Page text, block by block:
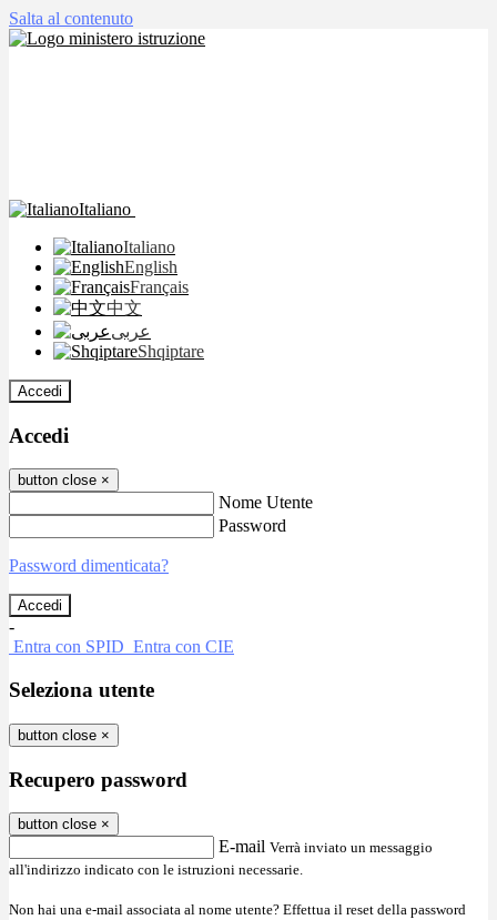
Salta al contenuto
Italiano
Italiano
English
Français
中文
عربى
Shqiptare
Accedi
Accedi
button close ×
Nome Utente
Password
Password dimenticata?
-
Entra con SPID Entra con CIE
Seleziona utente
button close ×
Recupero password
button close ×
E-mail Verrà inviato un messaggio
all'indirizzo indicato con le istruzioni necessarie.
Non hai una e-mail associata al nome utente? Effettua il reset della password